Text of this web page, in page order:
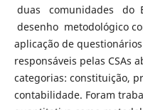
duas comunidades do
desenho metodológico
aplicação de
responsáveis pelas CSAs
categorias: constituição,
contabilidade. Foram